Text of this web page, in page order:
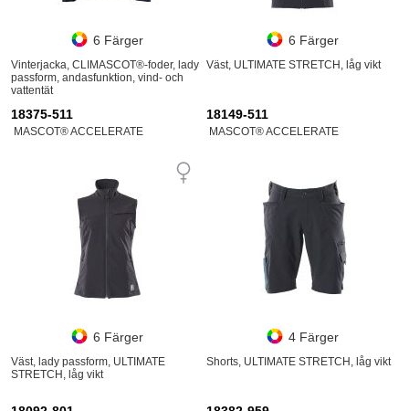
6 Färger
Vinterjacka, CLIMASCOT®-foder, lady
passform, andasfunktion, vind- och
vattentät
6 Färger
Väst, ULTIMATE STRETCH, låg vikt
18375-511
MASCOT® ACCELERATE
6 Färger
Väst, lady passform, ULTIMATE
STRETCH, låg vikt
18149-511
MASCOT® ACCELERATE
4 Färger
Shorts, ULTIMATE STRETCH, låg vikt